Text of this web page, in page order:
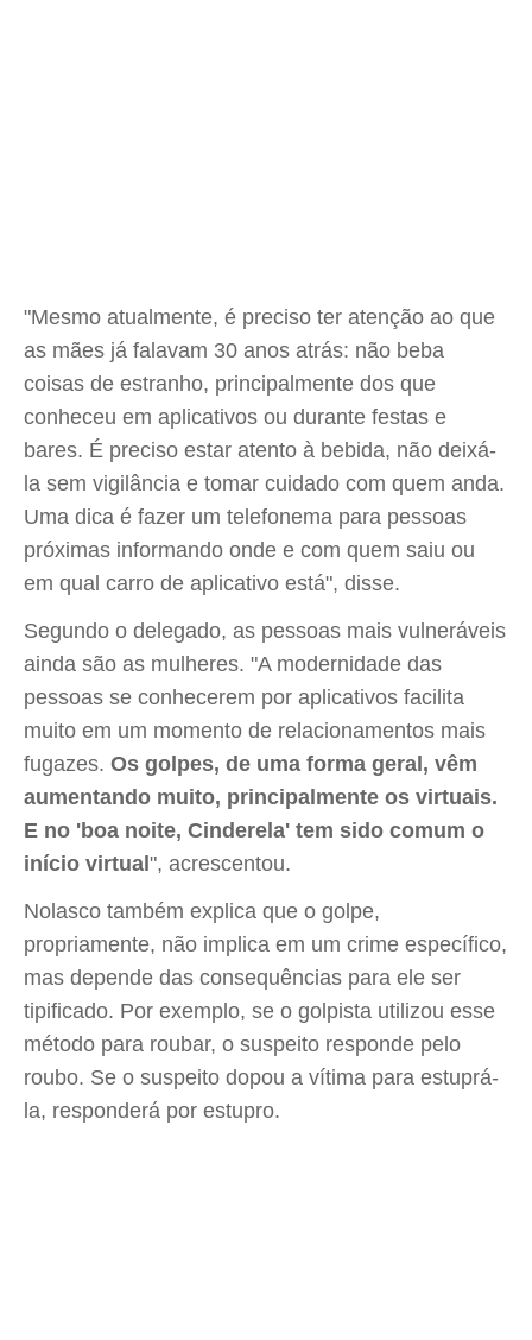
"Mesmo atualmente, é preciso ter atenção ao que
as mães já falavam 30 anos atrás: não beba
coisas de estranho, principalmente dos que
conheceu em aplicativos ou durante festas e
bares. É preciso estar atento à bebida, não deixá-
la sem vigilância e tomar cuidado com quem anda.
Uma dica é fazer um telefonema para pessoas
próximas informando onde e com quem saiu ou
em qual carro de aplicativo está", disse.
Segundo o delegado, as pessoas mais vulneráveis
ainda são as mulheres. "A modernidade das
pessoas se conhecerem por aplicativos facilita
muito em um momento de relacionamentos mais
fugazes. Os golpes, de uma forma geral, vêm
aumentando muito, principalmente os virtuais.
E no 'boa noite, Cinderela' tem sido comum o
início virtual ", acrescentou.
Nolasco também explica que o golpe,
propriamente, não implica em um crime específico,
mas depende das consequências para ele ser
tipificado. Por exemplo, se o golpista utilizou esse
método para roubar, o suspeito responde pelo
roubo. Se o suspeito dopou a vítima para estuprá-
la, responderá por estupro.